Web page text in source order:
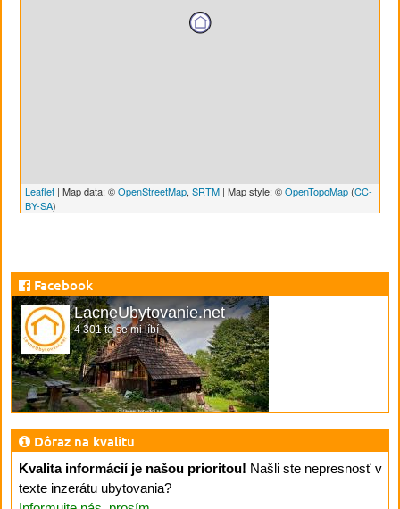
Leaflet | Map data: ©OpenStreetMap, SRTM | Map style: ©OpenTopoMap (CC-
BY-SA)
Facebook
LacneUbytovanie.net
4 301 to se mi líbí
Dôraz na kvalitu
Kvalita informácií je našou prioritou! Našli ste nepresnosť v
texte inzerátu ubytovania?